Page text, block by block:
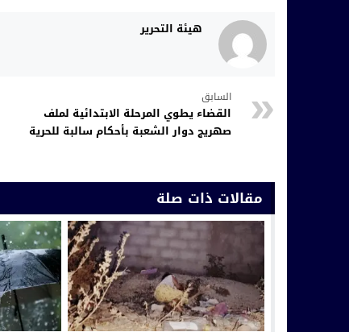
هيئة التحرير
السابق
القضاء يطوي المرحلة الابتدائية لملف
صهريج دوار الشعبة بأحكام سالبة للحرية
مقالات ذات صلة